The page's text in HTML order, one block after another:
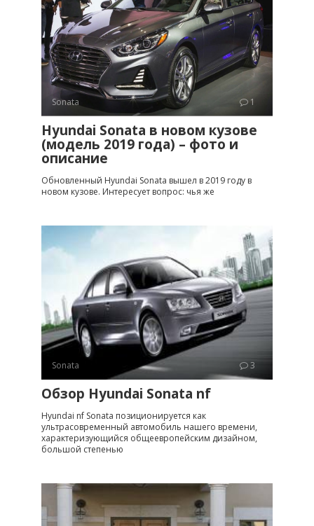
Sonata 1
Hyundai Sonata в новом кузове
(модель 2019 года) – фото и
описание
Обновленный Hyundai Sonata вышел в 2019 году в
новом кузове. Интересует вопрос: чья же
Sonata 3
Обзор Hyundai Sonata nf
Hyundai nf Sonata позиционируется как
ультрасовременный автомобиль нашего времени,
характеризующийся общеевропейским дизайном,
большой степенью